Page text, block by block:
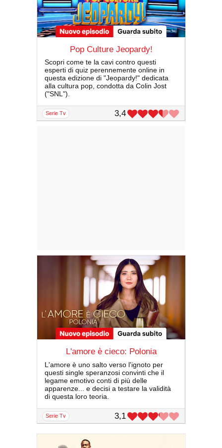
Pop Culture Jeopardy!
Scopri come te la cavi contro questi
esperti di quiz perennemente online in
questa edizione di "Jeopardy!" dedicata
alla cultura pop, condotta da Colin Jost
("SNL").
serie Tv 3,4
L'amore è cieco: Polonia
L'amore è uno salto verso l'ignoto per
questi single speranzosi convinti che il
legame emotivo conti di più delle
apparenze... e decisi a testare la validità
di questa loro teoria.
serie Tv 3,1